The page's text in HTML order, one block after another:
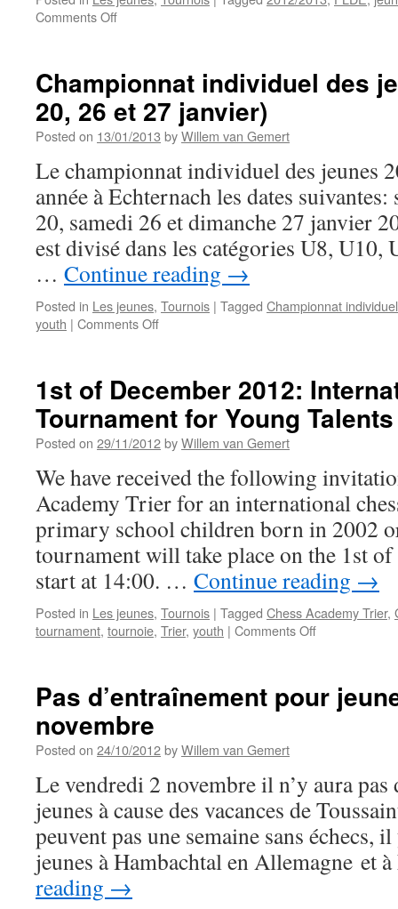
Comments Offon
2013:
Open
de
Luxembourg
jeunes
2013
à
Mondorf
Championnat individuel des
20, 26 et 27 janvier)
Posted on 13/01/2013 byWillem van Gemert
Le championnat individuel des jeunes
année à Echternach les dates
20, samedi 26 et dimanche 27 janvier
est divisé dans les catégories U8, U10,
… Continue reading →
Posted in Les jeunes, Tournois | Tagged Championnat
youth | Comments Offon
jeunes
2013
(19,
20,
et
27
janvier)
1st of December 2012:
Tournament for Young
Posted on 29/11/2012byWillem van Gemert
We have received the following
Academy Trier for an international
primary school children born in 2002
tournament will take place on the 1st
start at 14:00. … Continue reading →
Posted in Les jeunes, Tournois | Tagged Chess Academy Trier,
tournament, tournoie, Trier, youth | Comments Offon
2012:
International
Young
Talents
in
Trier
Pas d’entraînement pour
novembre
Posted on 24/10/2012byWillem van Gemert
Le vendredi 2 novembre il n’y aura
jeunes à cause des vacances de
peuvent pas une semaine sans échecs,
jeunes à Hambachtal en Allemagne et
reading →